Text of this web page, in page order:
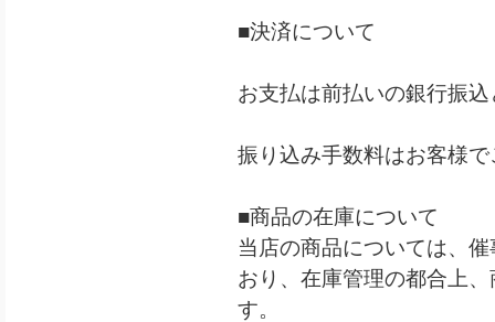
■決済について
お支払は前払いの銀行振
振り込み手数料はお客様
■商品の在庫について
当店の商品については、
おり、在庫管理の都合上
す。